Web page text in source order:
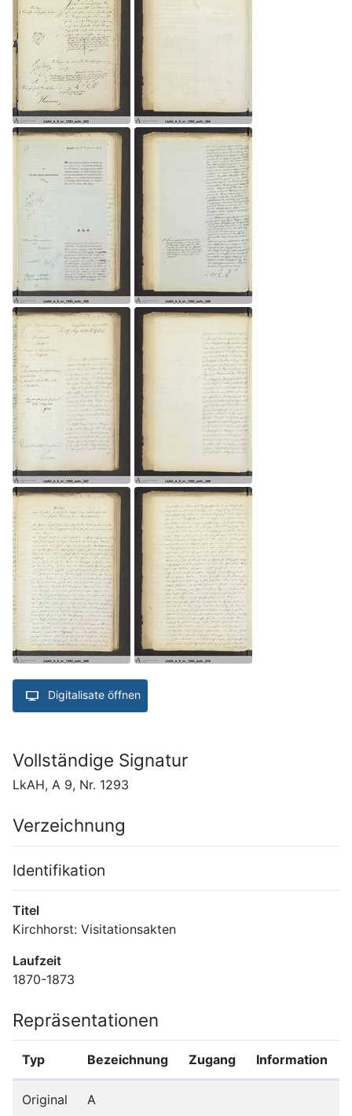
Digitalisate öffnen
Vollständige Signatur
LkAH, A 9, Nr. 1293
Verzeichnung
Identifikation
Titel
Kirchhorst: Visitationsakten
Laufzeit
1870-1873
Repräsentationen
Typ Bezeichnung Zugang Information
Original A